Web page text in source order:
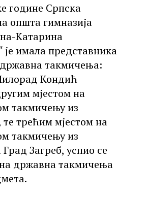
године Српска
општа гимназија
Катарина
је имала представника
такмичења:
Кондић
мјестом на
такмичењу из
те трећим мјестом на
такмичењу из
Град Загреб, успио се
државна такмичења